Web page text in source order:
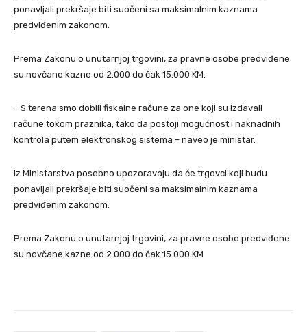
ponavljali prekršaje biti suočeni sa maksimalnim kaznama
predviđenim zakonom.
Prema Zakonu o unutarnjoj trgovini, za pravne osobe predviđene
su novčane kazne od 2.000 do čak 15.000 KM.
– S terena smo dobili fiskalne račune za one koji su izdavali
račune tokom praznika, tako da postoji mogućnost i naknadnih
kontrola putem elektronskog sistema – naveo je ministar.
Iz Ministarstva posebno upozoravaju da će trgovci koji budu
ponavljali prekršaje biti suočeni sa maksimalnim kaznama
predviđenim zakonom.
Prema Zakonu o unutarnjoj trgovini, za pravne osobe predviđene
su novčane kazne od 2.000 do čak 15.000 KM